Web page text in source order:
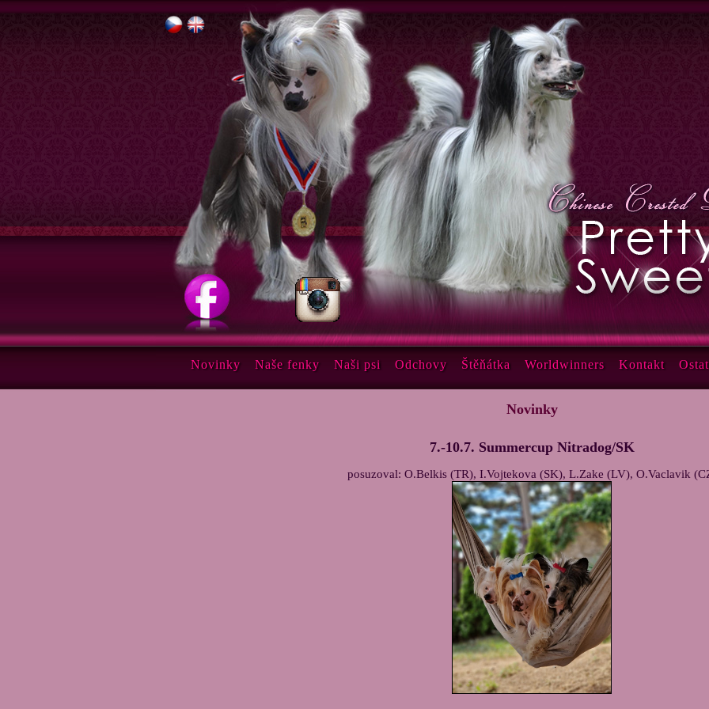
Novinky
7.-10.7. Summercup Nitradog/SK
posuzoval: O.Belkis (TR), I.Vojtekova (SK), L.Zake (LV), O.Vaclavik
Novinky Naše fenky Naši psi Odchovy Štěňátka Worldwinners Kontakt